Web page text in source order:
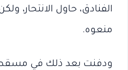
الفنادق، حاول الانتحار،
منعوه.
ودفنت بعد ذلك في